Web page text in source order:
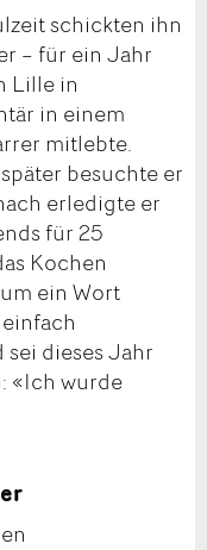
schickten ihn
– für ein Jahr
Lille in
in einem
mitlebte.
besuchte er
erledigte er
für 25
Kochen
ein Wort
dieses Jahr
«Ich wurde